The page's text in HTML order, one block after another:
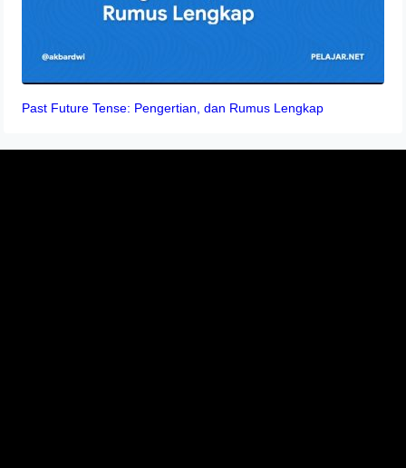
Past Future Tense: Pengertian, dan Rumus Lengkap